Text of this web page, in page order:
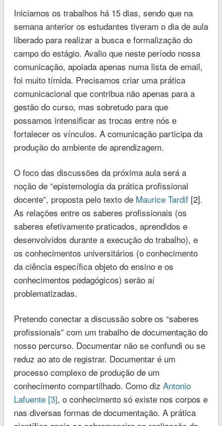
Iniciamos os trabalhos há 15 dias, sendo que na
semana anterior os estudantes tiveram o dia de aula
liberado para realizar a busca e formalização do
campo do estágio. Avalio que neste período nossa
comunicação, apoiada apenas numa lista de email,
foi muito tímida. Precisamos criar uma prática
comunicacional que contribua não apenas para a
gestão do curso, mas sobretudo para que
possamos intensificar as trocas entre nós e
fortalecer os vínculos. A comunicação participa da
produção do ambiente de aprendizagem.
O foco das discussões da próxima aula será a
noção de “epistemologia da prática profissional
docente”, proposta pelo texto de Maurice Tardif[2].
As relações entre os saberes profissionais (os
saberes efetivamente praticados, aprendidos e
desenvolvidos durante a execução do trabalho), e
os conhecimentos universitários (o conhecimento
da ciência específica objeto do ensino e os
conhecimentos pedagógicos) serão aí
problematizadas.
Pretendo conectar a discussão sobre os “saberes
profissionais” com um trabalho de documentação do
nosso percurso. Documentar não se confundi ou se
reduz ao ato de registrar. Documentar é um
processo complexo de produção de um
conhecimento compartilhado. Como diz Antonio
Lafuente [3], o conhecimento só existe nos corpos e
nas diversas formas de documentação. A prática